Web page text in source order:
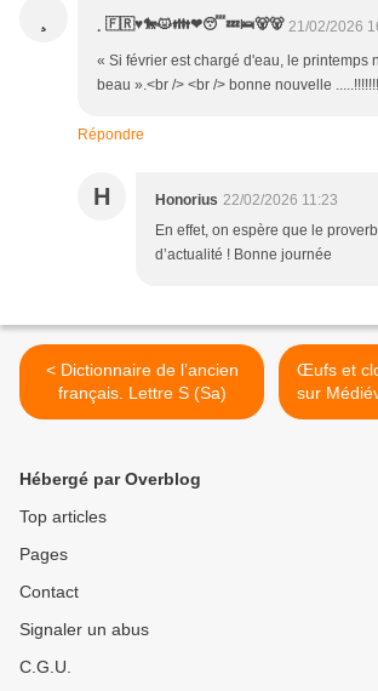
¸ 🇫🇷♥️🐎😾👪❤😴💤🛌🐻🐻 21/02/2026
« Si février est chargé d'eau, le printemps
beau ».<br /> <br /> bonne nouvelle
Répondre
H Honorius 22/02/2026 11:23
En effet, on espère que le
d’actualité ! Bonne journée
< Dictionnaire de l’ancien
français. Lettre S (Sa)
Œufs et
sur
Hébergé par Overblog
Top articles
Pages
Contact
Signaler un abus
C.G.U.